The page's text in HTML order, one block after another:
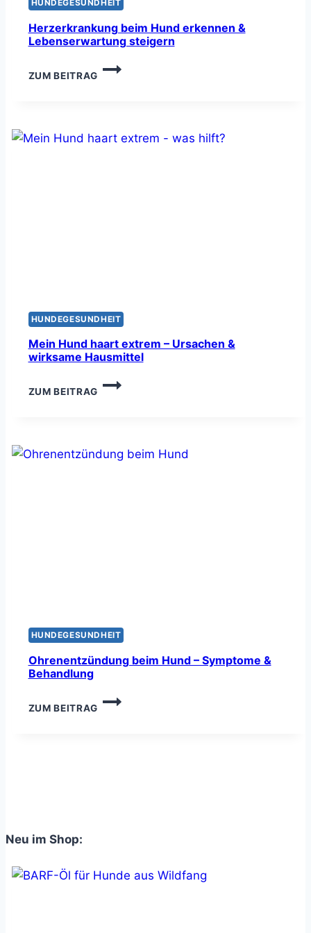
HUNDEGESUNDHEIT
Herzerkrankung beim Hund erkennen &
Lebenserwartung steigern
ZUM BEITRAG
HERZERKRANKUNG
BEIM
LEBENSERWARTUNG
HUNDEGESUNDHEIT
Mein Hund haart extrem – Ursachen &
wirksame Hausmittel
ZUM BEITRAG
MEIN
HUND
URSACHEN
HUNDEGESUNDHEIT
Ohrenentzündung beim Hund – Symptome &
Behandlung
ZUM BEITRAG
OHRENENTZÜNDUNG
BEIM
Neu im Shop: